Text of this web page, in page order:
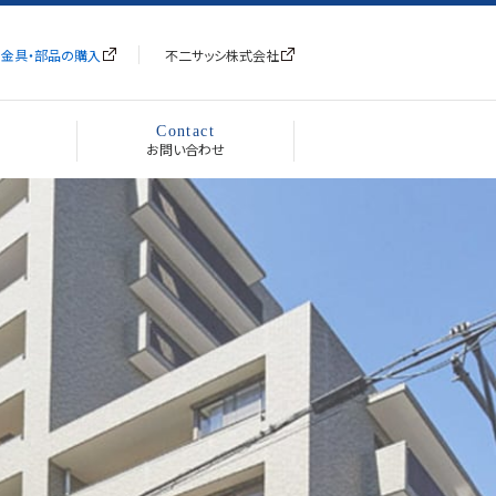
金具・部品の購入 不二サッシ株式会社
Contact
お問い合わせ